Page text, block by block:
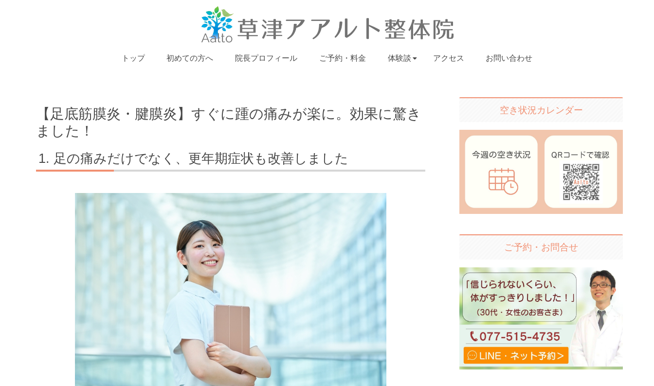
トップ 初めての方へ 院長プロフィール ご予約・料金 体験談 アクセス お問い合わせ
【足底筋膜炎・腱膜炎】すぐに踵の痛みが楽に。効果に驚き
ました！
足の痛みだけでなく、更年期症状も改善しました
空き状況カレンダー
ご予約・お問合せ